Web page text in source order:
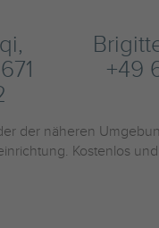
+49
der näheren
Kostenlos